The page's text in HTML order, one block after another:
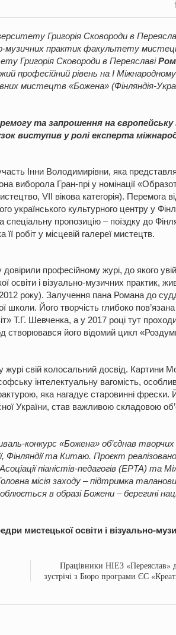
Григорія Сковороди в
музичних практик факультету
Григорія Сковороди в Переяславі
професійний рівень на І Міжнародному
мистецтв «Божена» (Фінляндія-
та запрошення на європейську
виступив у ролі експерта
Інни Володимирівни, яка
виборола Гран-прі у номінації
VII вікова категорія). Перемога
українського культурного центру у
пропозицію – поїздку до
робіт у місцевій галереї мистецтв.
професійному журі, до якого
і візуально-музичних практик,
року). Залучення пана Романа до
школи. Його творчість глибоко
Т.Г. Шевченка, а у 2017 році тут
створювався його відомий цикл
свій колосальний досвід. Картини
інтелектуальну вагомість,
яка нагадує старовинні фрески.
України, став важливою складовою
конкурс «Божена» об’єднав
Фінляндії та Китаю. Проєкт
піаністів-педагогів (EPTA) та
місія заходу – підтримка
в образі Божени – берегині
мистецької освіти і візуально-
Працівники НІЕЗ «Переяслав»
зустрічі з Бюро програми ЄС